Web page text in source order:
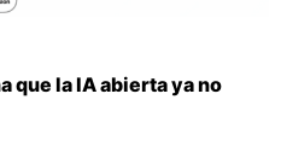
que la IA abierta ya no